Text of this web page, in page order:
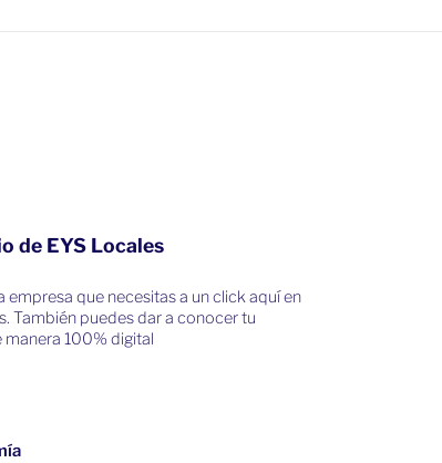
de EYS Locales
empresa que necesitas a un click aquí en
También puedes dar a conocer tu
manera 100% digital